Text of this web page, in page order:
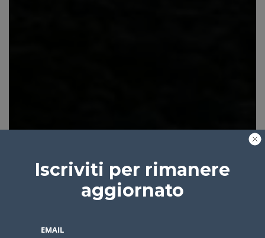
Iscriviti per rimanere
aggiornato
EMAIL